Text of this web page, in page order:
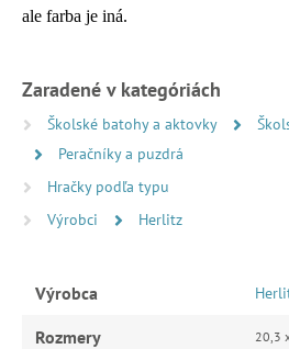
ale farba je iná.
Zaradené v kategóriách
Školské batohy a aktovky
Peračníky a puzdrá
Hračky podľa typu
Výrobci
Herlitz
Výrobca
Rozmery 20,3